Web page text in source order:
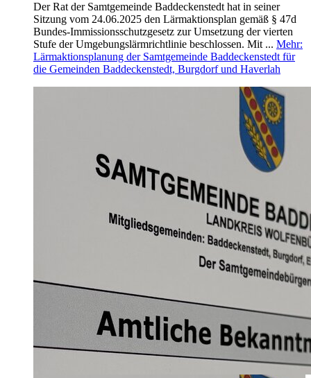
Der Rat der Samtgemeinde Baddeckenstedt hat in seiner
Sitzung vom 24.06.2025 den Lärmaktionsplan gemäß § 47d
Bundes-Immissionsschutzgesetz zur Umsetzung der vierten
Stufe der Umgebungslärmrichtlinie beschlossen. Mit ... Mehr:
Lärmaktionsplanung der Samtgemeinde Baddeckenstedt für
die Gemeinden Baddeckenstedt, Burgdorf und Haverlah